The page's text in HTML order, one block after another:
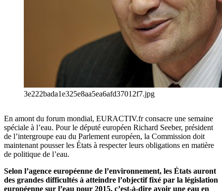
3e222bada1e325e8aa5ea6afd37012f7.jpg
En amont du forum mondial, EURACTIV.fr consacre une semaine
spéciale à l’eau. Pour le député européen Richard Seeber, président
de l’intergroupe eau du Parlement européen, la Commission doit
maintenant pousser les États à respecter leurs obligations en matière
de politique de l’eau.
Selon l’agence européenne de l’environnement, les États auront
des grandes difficultés à atteindre l’objectif fixé par la législation
européenne sur l’eau pour 2015, c’est-à-dire avoir une eau en